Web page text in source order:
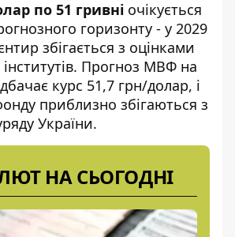
по 51 гривні очікується
горизонту - у 2029
збігається з оцінками
Прогноз МВФ на
курс 51,7 грн/долар, і
приблизно збігаються з
України.
НА СЬОГОДНІ